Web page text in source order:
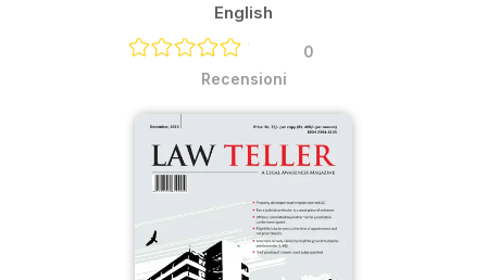
English
0
Recensioni